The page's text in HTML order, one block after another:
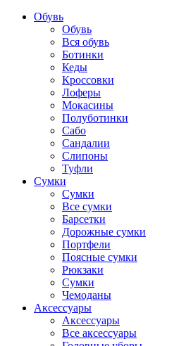
Обувь
Обувь
Вся обувь
Ботинки
Кеды
Кроссовки
Лоферы
Мокасины
Полуботинки
Сабо
Сандалии
Слипоны
Туфли
Сумки
Сумки
Все сумки
Барсетки
Дорожные сумки
Портфели
Поясные сумки
Рюкзаки
Сумки
Чемоданы
Аксессуары
Аксессуары
Все аксессуары